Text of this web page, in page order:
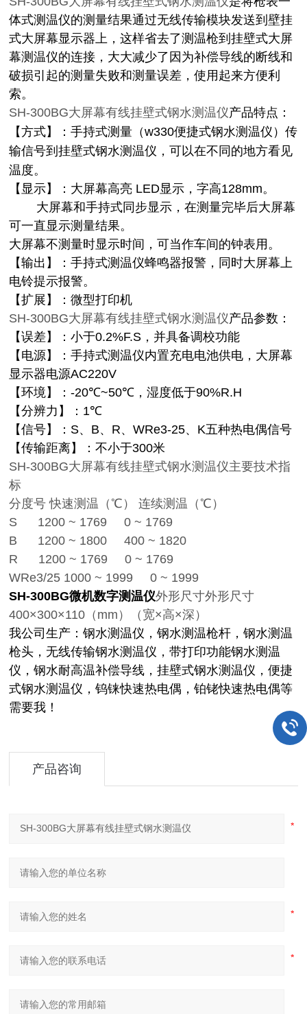
体式测温仪的测量结果通过无线传输模块发送到壁挂
式大屏幕显示器上，这样省去了测温枪到挂壁式大屏
幕测温仪的连接，大大减少了因为补偿导线的断线和
破损引起的测量失败和测量误差，使用起来方便利
索。
SH-300BG大屏幕有线挂壁式钢水测温仪产品特点：
【方式】：手持式测量（w330便捷式钢水测温仪）传
输信号到挂壁式钢水测温仪，可以在不同的地方看见
温度。
【显示】：大屏幕高亮 LED显示，字高128mm。
大屏幕和手持式同步显示，在测量完毕后大屏幕
可一直显示测量结果。
大屏幕不测量时显示时间，可当作车间的钟表用。
【输出】：手持式测温仪蜂鸣器报警，同时大屏幕上
电铃提示报警。
【扩展】：微型打印机
SH-300BG大屏幕有线挂壁式钢水测温仪产品参数：
【误差】：小于0.2%F.S ，并具备调校功能
【电源】：手持式测温仪内置充电电池供电，大屏幕
显示器电源AC220V
【环境】：-20℃~50℃ ，湿度低于90%R.H
【分辨力】： 1℃
【信号】： S、 B、 R、WRe3-25、 K五种热电偶信号
【传输距离】：不小于300米
SH-300BG大屏幕有线挂壁式钢水测温仪主要技术指
标
分度号 快速测温（℃）
连续测温（℃）
S 1200 ~ 1769 0 ~ 1769
B 1200 ~ 1800 400 ~ 1820
R 1200 ~ 1769 0 ~ 1769
WRe3/25 1000 ~ 1999 0 ~ 1999
SH-300BG微机数字测温仪外形尺寸外形尺寸
400×300×110 （ mm ）（宽×高×深）
我公司生产：钢水测温仪，钢水测温枪杆，钢水测温
枪头，无线传输钢水测温仪，带打印功能钢水测温
仪，钢水耐高温补偿导线，挂壁式钢水测温仪，便捷
式钢水测温仪，钨铼快速热电偶，铂铑快速热电偶等
需要我！
产品咨询